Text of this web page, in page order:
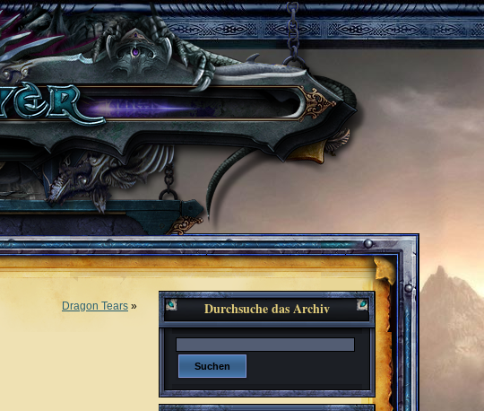
Dragon Tears » Durchsuche das Archiv